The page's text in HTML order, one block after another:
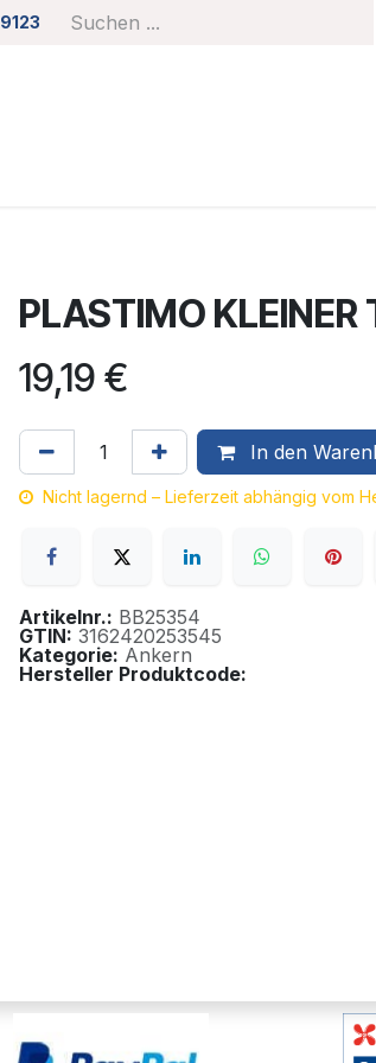
PLASTIMO KLEINER
19,19 €
In den
Nicht lagernd – Lieferzeit abhängig vom
Artikelnr.: BB25354
GTIN: 3162420253545
Kategorie: Ankern
Hersteller Produktcode: